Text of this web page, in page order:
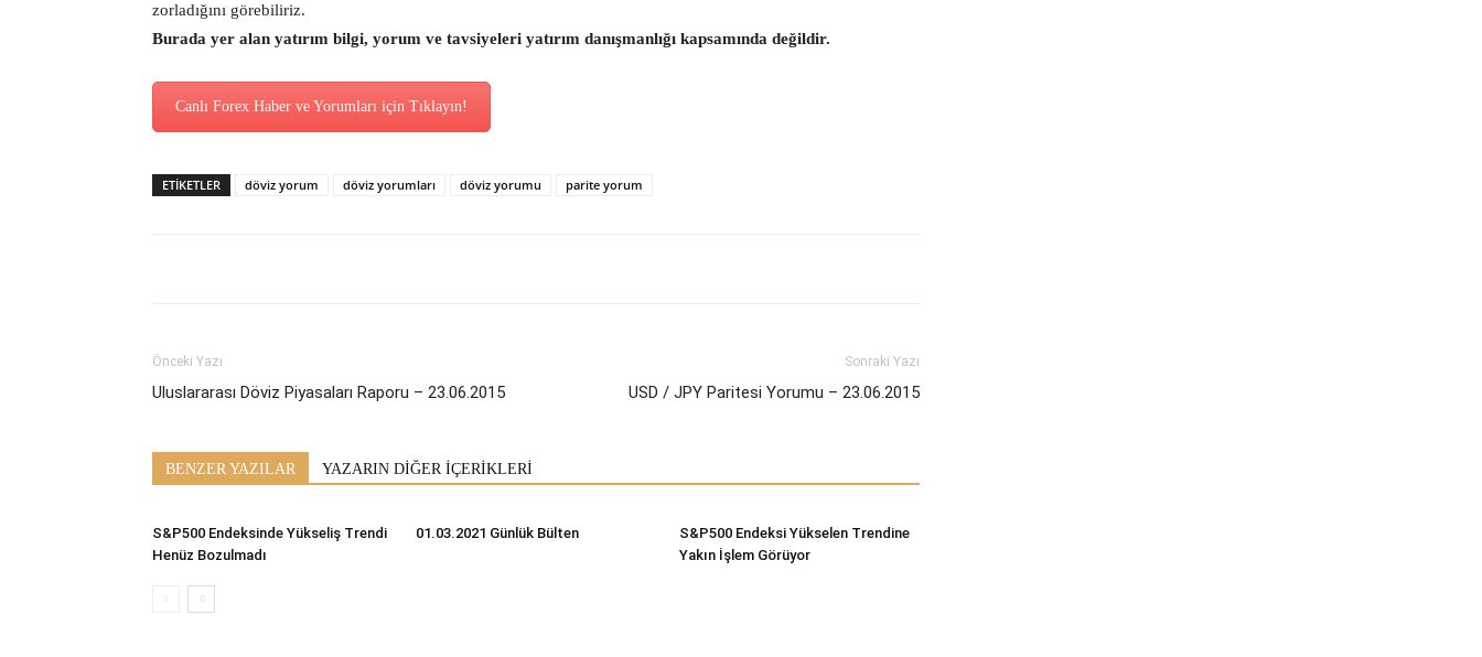
zorladığını görebiliriz.
Burada yer alan yatırım bilgi, yorum ve tavsiyeleri yatırım danışmanlığı kapsamında değildir.
Canlı Forex Haber ve Yorumları için Tıklayın!
ETİKETLER döviz yorum döviz yorumları döviz yorumu parite yorum
Önceki Yazı
Uluslararası Döviz Piyasaları Raporu – 23.06.2015
Sonraki Yazı
USD / JPY Paritesi Yorumu – 23.06.2015
BENZER YAZILAR YAZARIN DİĞER İÇERİKLERİ
S&P500 Endeksinde Yükseliş Trendi
Henüz Bozulmadı
01.03.2021 Günlük Bülten
S&P500 Endeksi Yükselen Trendine
Yakın İşlem Görüyor